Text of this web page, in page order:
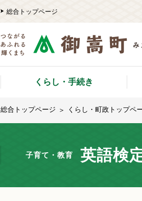
総合トップページ
くらし・手続き
総合トップページ くらし・町政トップペ
子育て・教育 英語検